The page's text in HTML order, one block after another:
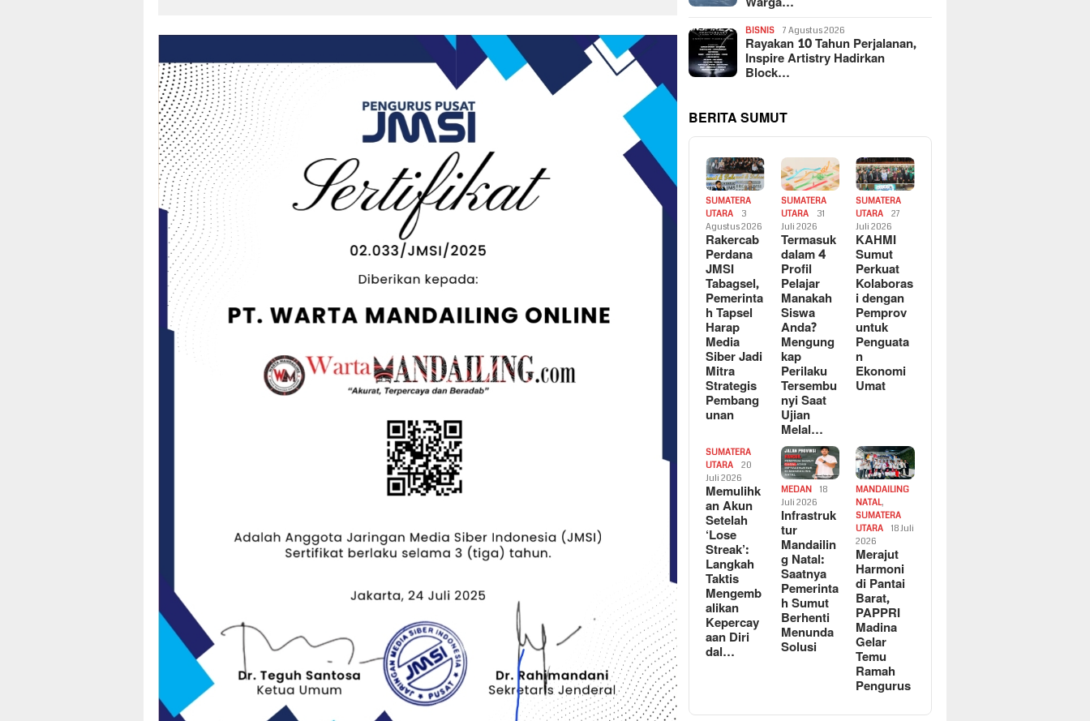
BISNIS 7 Agustus 2026
Rayakan 10 Tahun Perjalanan,
Inspire Artistry Hadirkan
Block…
BERITA SUMUT
SUMATERA
UTARA
3
Agustus 2026
Rakercab
Perdana
JMSI
Tabagsel,
Pemerinta
h Tapsel
Harap
Media
Siber Jadi
Mitra
Strategis
Pembang
unan
SUMATERA
UTARA
31
Juli 2026
Termasuk
dalam 4
Profil
Pelajar
Manakah
Siswa
Anda?
Mengung
kap
Perilaku
Tersembu
nyi Saat
Ujian
Melal…
SUMATERA
UTARA
27
Juli 2026
KAHMI
Sumut
Perkuat
Kolaboras
i dengan
Pemprov
untuk
Penguata
n
Ekonomi
Umat
SUMATERA
UTARA
20
Juli 2026
Memulihk
an Akun
Setelah
‘Lose
Streak’:
Langkah
Taktis
Mengemb
alikan
Kepercay
aan Diri
dal…
MEDAN
18
Juli 2026
Infrastruk
tur
Mandailin
g Natal:
Saatnya
Pemerinta
h Sumut
Berhenti
Menunda
Solusi
MANDAILING
NATAL,
SUMATERA
UTARA
18 Juli
2026
Merajut
Harmoni
di Pantai
Barat,
PAPPRI
Madina
Gelar
Temu
Ramah
Pengurus